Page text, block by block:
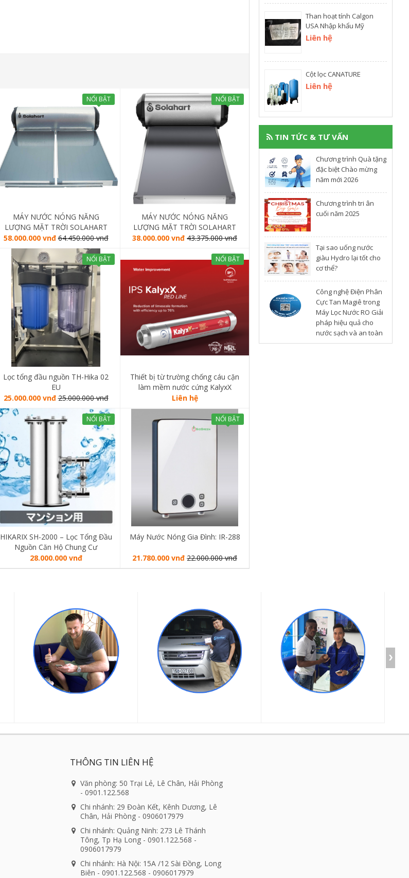
NỔI BẬT
MÁY NƯỚC NÓNG NĂNG
LƯỢNG MẶT TRỜI SOLAHART
PREMIUM L 300L
58.000.000 vnđ 64.450.000 vnđ
NỔI BẬT
MÁY NƯỚC NÓNG NĂNG
LƯỢNG MẶT TRỜI SOLAHART
PREMIUM L 180L
38.000.000 vnđ 43.375.000 vnđ
NỔI BẬT
Lọc tổng đầu nguồn TH-Hika 02
EU
25.000.000 vnđ 25.000.000 vnđ
NỔI BẬT
Thiết bị từ trường chống cáu cặn
làm mềm nước cứng KalyxX
Liên hệ
NỔI BẬT
HIKARIX SH-2000 – Lọc Tổng Đầu
Nguồn Căn Hộ Chung Cư
28.000.000 vnđ
NỔI BẬT
Máy Nước Nóng Gia Đình: IR-288
21.780.000 vnđ 22.000.000 vnđ
Than hoạt tính Calgon
USA Nhập khẩu Mỹ
Liên hệ
Cột lọc CANATURE
Liên hệ
TIN TỨC & TƯ VẤN
Chương trình Quà tặng
đặc biệt Chào mừng
năm mới 2026
Chương trình tri ân
cuối năm 2025
​Tại sao uống nước
giàu Hydro lại tốt cho
cơ thể?
Công nghệ Điện Phân
Cực Tan Magiê trong
Máy Lọc Nước RO Giải
pháp hiệu quả cho
nước sạch và an toàn
THÔNG TIN LIÊN HỆ
Văn phòng: 50 Trại Lẻ, Lê Chân, Hải Phòng
- 0901.122.568
Chi nhánh: 29 Đoàn Kết, Kênh Dương, Lê
Chân, Hải Phòng - 0906017979
Chi nhánh: Quảng Ninh: 273 Lê Thánh
Tông, Tp Hạ Long - 0901.122.568 -
0906017979
Chi nhánh: Hà Nội: 15A /12 Sài Đồng, Long
Biên - 0901.122.568 - 0906017979